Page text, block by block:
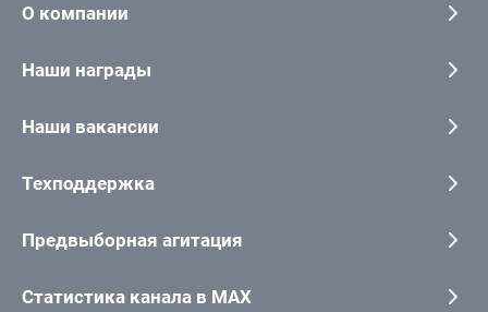
О компании
Наши награды
Наши вакансии
Техподдержка
Предвыборная агитация
Статистика канала в MAX